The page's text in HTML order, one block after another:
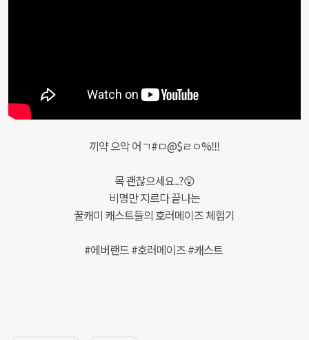
끼약 으악 어ㄱ#ㅁ@$ㄹㅇ%!!!
목 괜찮으세요..?😲
비명만 지르다 끝나는
꿀캐미 캐스트들의 호러메이즈 체험기
#에버랜드 #호러메이즈 #캐스트